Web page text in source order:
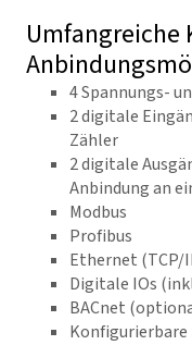
4 Spannungs-
2 digitale
Zähler
2 digitale
Anbindung an
Modbus
Profibus
Ethernet (TCP/
Digitale IOs
BACnet